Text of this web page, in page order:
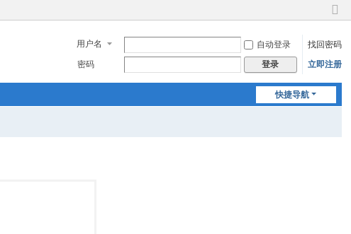
切
到
窄
用户名 自动登录
找回密码
密码
登录 立即注册
快捷导航